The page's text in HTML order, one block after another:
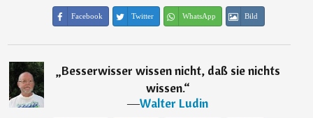
Facebook Twitter WhatsApp Bild
„Besserwisser wissen nicht, daß sie nichts
wissen.“
―Walter Ludin